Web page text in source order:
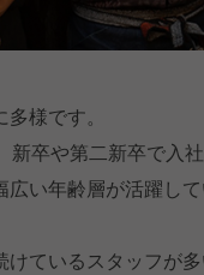
様です。
卒や第二新卒で入
い年齢層が活躍して
ているスタッフが多